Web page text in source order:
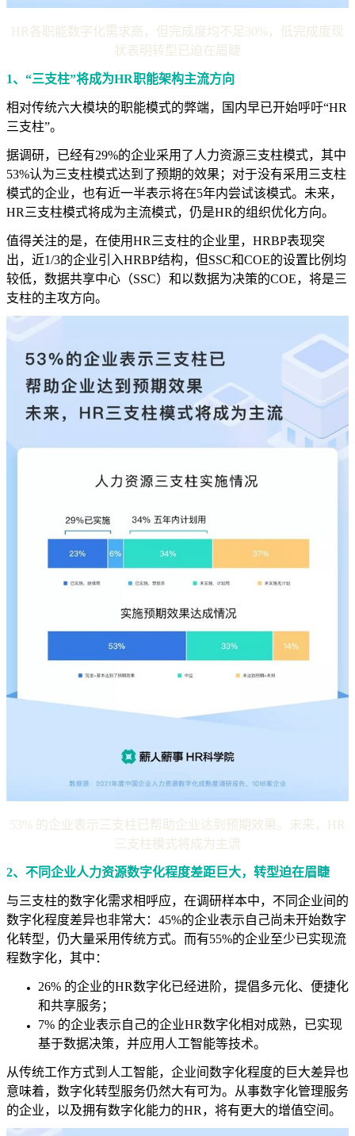
HR各职能数字化需求高，但完成度均不足30%，低完成度现
状表明转型已迫在眉睫
1、“三支柱”将成为HR职能架构主流方向
相对传统六大模块的职能模式的弊端，国内早已开始呼吁“HR
三支柱”。
据调研，已经有29%的企业采用了人力资源三支柱模式，其中
53%认为三支柱模式达到了预期的效果；对于没有采用三支柱
模式的企业，也有近一半表示将在5年内尝试该模式。未来，
HR三支柱模式将成为主流模式，仍是HR的组织优化方向。
值得关注的是，在使用HR三支柱的企业里，HRBP表现突
出，近1/3的企业引入HRBP结构，但SSC和COE的设置比例均
较低，数据共享中心（SSC）和以数据为决策的COE，将是三
支柱的主攻方向。
53% 的企业表示三支柱已帮助企业达到预期效果。未来，HR
三支柱模式将成为主流
2、不同企业人力资源数字化程度差距巨大，转型迫在眉睫
与三支柱的数字化需求相呼应，在调研样本中，不同企业间的
数字化程度差异也非常大：45%的企业表示自己尚未开始数字
化转型，仍大量采用传统方式。而有55%的企业至少已实现流
程数字化，其中：
26% 的企业的HR数字化已经进阶，提倡多元化、便捷化
和共享服务；
7% 的企业表示自己的企业HR数字化相对成熟，已实现
基于数据决策，并应用人工智能等技术。
从传统工作方式到人工智能，企业间数字化程度的巨大差异也
意味着，数字化转型服务仍然大有可为。从事数字化管理服务
的企业，以及拥有数字化能力的HR，将有更大的增值空间。